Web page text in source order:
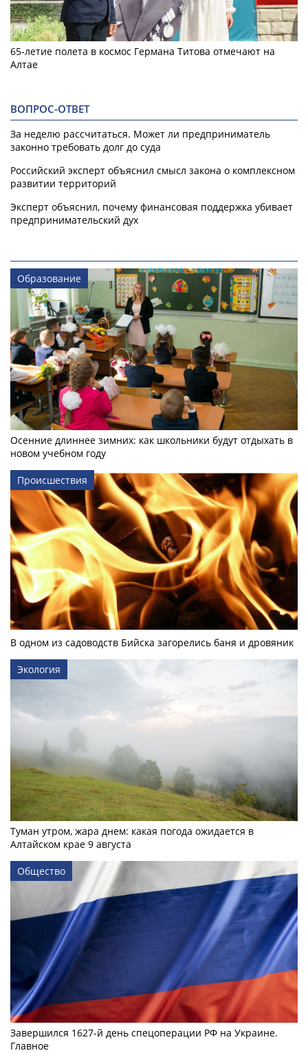
65-летие полета в космос Германа Титова отмечают на
Алтае
ВОПРОС-ОТВЕТ
За неделю рассчитаться. Может ли предприниматель
законно требовать долг до суда
Российский эксперт объяснил смысл закона о комплексном
развитии территорий
Эксперт объяснил, почему финансовая поддержка убивает
предпринимательский дух
Образование
Осенние длиннее зимних: как школьники будут отдыхать в
новом учебном году
Происшествия
В одном из садоводств Бийска загорелись баня и дровяник
Экология
Туман утром, жара днем: какая погода ожидается в
Алтайском крае 9 августа
Общество
Завершился 1627-й день спецоперации РФ на Украине.
Главное